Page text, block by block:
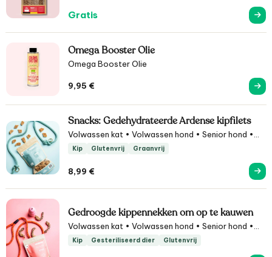
Gratis
Omega Booster Olie
Omega Booster Olie
9,95 €
Snacks: Gedehydrateerde Ardense kipfilets
Volwassen kat • Volwassen hond • Senior hond •
Puppy • Traktaties
Kip Glutenvrij Graanvrij
8,99 €
Gedroogde kippennekken om op te kauwen
Volwassen kat • Volwassen hond • Senior hond •
Puppy • Traktaties
Kip Gesteriliseerd dier Glutenvrij